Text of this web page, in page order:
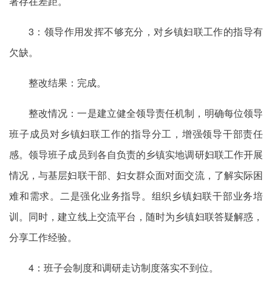
3：领导作用发挥不够充分，对乡镇妇联工作的指导有
欠缺。
整改结果：完成。
整改情况：一是建立健全领导责任机制，明确每位领导
班子成员对乡镇妇联工作的指导分工，增强领导干部责任
感。领导班子成员到各自负责的乡镇实地调研妇联工作开展
情况，与基层妇联干部、妇女群众面对面交流，了解实际困
难和需求。二是强化业务指导。组织乡镇妇联干部业务培
训。同时，建立线上交流平台，随时为乡镇妇联答疑解惑，
分享工作经验。
4：班子会制度和调研走访制度落实不到位。